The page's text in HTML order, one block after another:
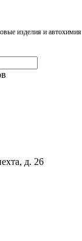
изделия и автохимия
д. 26